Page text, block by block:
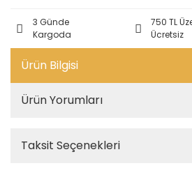
3 Günde
Kargoda
750 TL
Ücretsiz
Ürün Bilgisi
Ürün Yorumları
Taksit Seçenekleri